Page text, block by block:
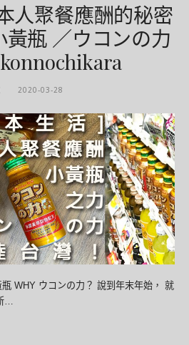
人聚餐應酬的秘密
黃瓶 ／ウコンの力
2020-03-28
WHY ウコンの力？ 說到年末年始， 就
…